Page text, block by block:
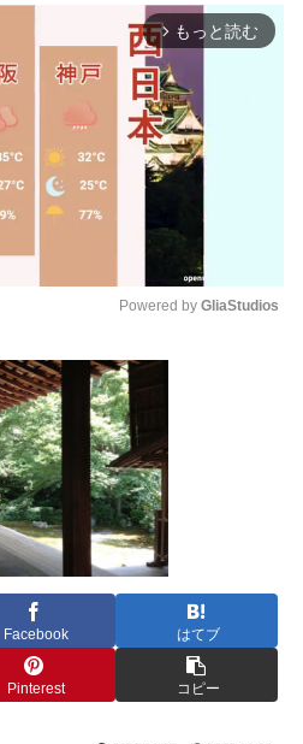
arrow_forward_ios もっと読む
Powered by GliaStudios
Facebook はてブ
Pinterest コピー